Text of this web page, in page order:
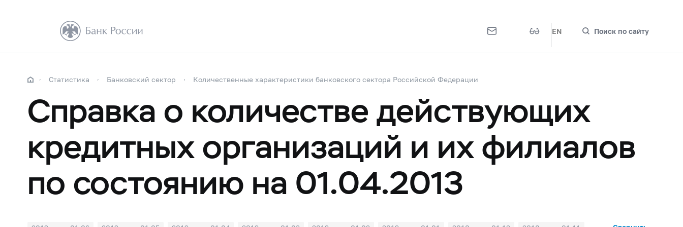
EN Поиск по сайту
Статистика Банковский сектор Количественные характеристики банковского сектора Российской Федерации
Справка о количестве действующих
кредитных организаций и их филиалов
по состоянию на 01.04.2013